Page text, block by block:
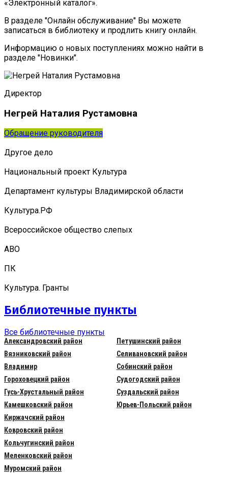
«Электронный каталог».
В разделе "Онлайн обслуживание" Вы можете
записаться в библиотеку и продлить книгу онлайн.
Информацию о новых поступлениях можно найти в
разделе "Новинки".
Директор
Негрей Наталия Рустамовна
Обращение руководителя
Другое дело
Национальный проект Культура
Департамент культуры Владимирской области
Культура.РФ
Всероссийское общество слепых
АВО
ПК
Культура. Гранты
Библиотечные пункты
Все библиотечные пункты
Александровский район
Вязниковский район
Владимир
Гороховецкий район
Гусь-Хрустальный район
Камешковский район
Киржачский район
Ковровский район
Кольчугинский район
Меленковский район
Муромский район
Петушинский район
Селивановский район
Собинский район
Судогодский район
Суздальский район
Юрьев-Польский район